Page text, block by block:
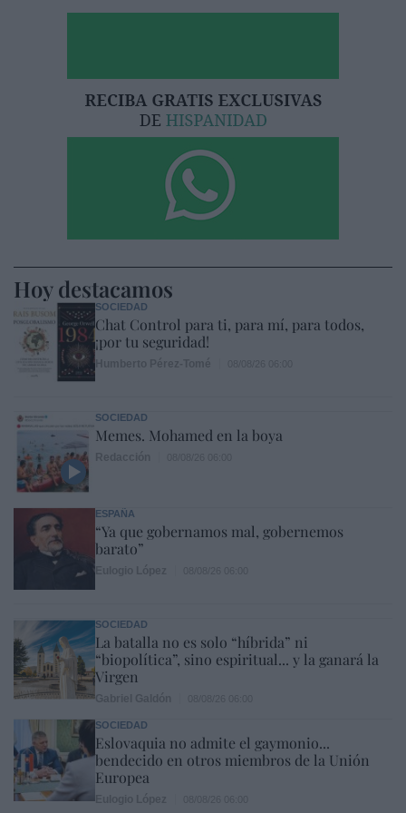
Hoy destacamos
SOCIEDAD
Chat Control para ti, para mí, para todos,
¡por tu seguridad!
SOCIEDAD
Memes. Mohamed en la boya
ESPAÑA
“Ya que gobernamos mal, gobernemos
barato”
SOCIEDAD
La batalla no es solo “híbrida” ni
“biopolítica”, sino espiritual... y la ganará la
Virgen
SOCIEDAD
Eslovaquia no admite el gaymonio...
bendecido en otros miembros de la Unión
Europea